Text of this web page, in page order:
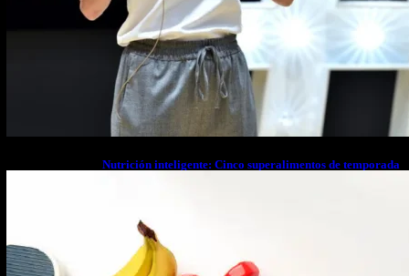
Nutrición inteligente: Cinco superalimentos de temporada